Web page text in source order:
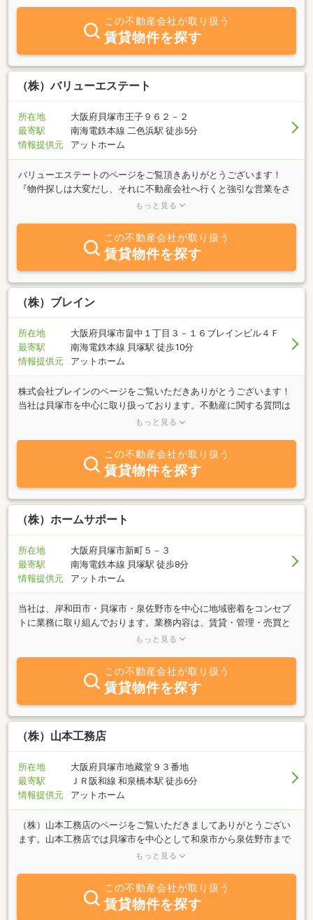
この不動産会社が取り扱う
賃貸物件を探す
（株）バリューエステート
所在地
大阪府貝塚市王子９６２－２
最寄駅
南海電鉄本線 二色浜駅 徒歩5分
情報提供元
アットホーム
バリューエステートのページをご覧頂きありがとうございます！
『物件探しは大変だし、それに不動産会社へ行くと強引な営業をさ
れてしまう。』そんなイメージを払拭したく当社は立ち上がりまし
ステートの営業方針として【強引な営業は一切致しない】【お客様
の立場になって説明】【良い物件を！より安く！】この3つを大切
にしております。バリューエステートがお客様に出来る事を一生懸
命に考え、満足の出来る不動産選びをして頂く事をお約束いたしま
す！どんなちいさなお悩みでもご相談ください！経験豊富な不動産
のプロがあなたのお悩み解決して見せます！お気軽にお問い合わせ
ください！ご来店、お待ちしております♪
もっと見る
この不動産会社が取り扱う
賃貸物件を探す
（株）ブレイン
所在地
大阪府貝塚市畠中１丁目３－１６ブレインビル４Ｆ
最寄駅
南海電鉄本線 貝塚駅 徒歩10分
情報提供元
アットホーム
株式会社ブレインのページをご覧いただきありがとうございます！
当社は貝塚市を中心に取り扱っております。不動産に関する質問は
何でもお気軽にご相談下さい。ブレインビル４階までご来店お待ち
もっと見る
この不動産会社が取り扱う
賃貸物件を探す
（株）ホームサポート
所在地
大阪府貝塚市新町５－３
最寄駅
南海電鉄本線 貝塚駅 徒歩8分
情報提供元
アットホーム
当社は、岸和田市・貝塚市・泉佐野市を中心に地域密着をコンセプ
トに業務に取り組んでおります。業務内容は、賃貸・管理・売買と
不動産に関することをすべてです。一人一人のお客様とじっくり時
出向くスピードさも持っております。もちろん泉州各エリアも対応
させて頂きます。どんなことでも構いませんのでお気軽にお問い合
わせください。地元出身の代表者をはじめ、スタッフ一同心よりお
待ちしております。
もっと見る
この不動産会社が取り扱う
賃貸物件を探す
（株）山本工務店
所在地
大阪府貝塚市地藏堂９３番地
最寄駅
ＪＲ阪和線 和泉橋本駅 徒歩6分
情報提供元
アットホーム
（株）山本工務店のページをご覧いただきましてありがとうござい
ます。山本工務店では貝塚市を中心として和泉市から泉佐野市まで
を得意としており、新築分譲、不動産売買、不動産賃貸、建築、リ
でお手伝いできますので、“どこへ聞いていいのかわからな
い．．．”といった不安が出ることはありません。豊富な知識と経験
でお客様のお悩みを解決して見せます！また売却のご相談も承って
もっと見る
この不動産会社が取り扱う
賃貸物件を探す